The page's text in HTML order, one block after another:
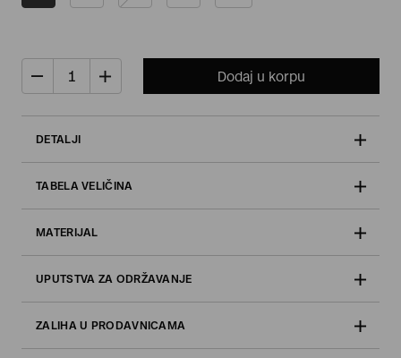
Dodaj u korpu
DETALJI
TABELA VELIČINA
MATERIJAL
UPUTSTVA ZA ODRŽAVANJE
ZALIHA U PRODAVNICAMA